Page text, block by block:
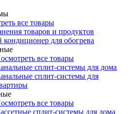
все товары
товаров и продуктов
для обогрева
все товары
сплит-системы для дома
сплит-системы для
все товары
сплит-системы для дома